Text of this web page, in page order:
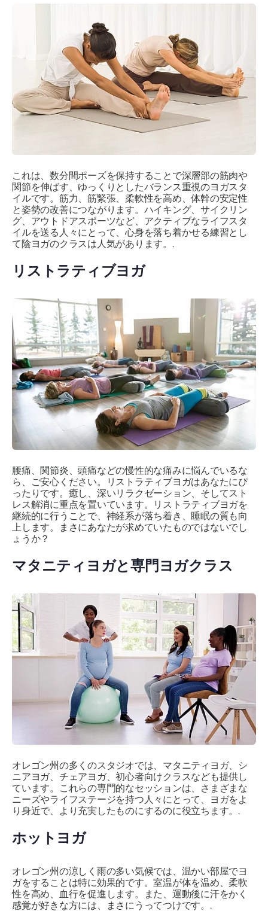
これは、数分間ポーズを保持することで深層部の筋肉や
関節を伸ばす、ゆっくりとしたバランス重視のヨガスタ
イルです。筋力、筋緊張、柔軟性を高め、体幹の安定性
と姿勢の改善につながります。ハイキング、サイクリン
グ、アウトドアスポーツなど、アクティブなライフスタ
イルを送る人々にとって、心身を落ち着かせる練習とし
て陰ヨガのクラスは人気があります。.
リストラティブヨガ
腰痛、関節炎、頭痛などの慢性的な痛みに悩んでいるな
ら、ご安心ください。リストラティブヨガはあなたにぴ
ったりです。癒し、深いリラクゼーション、そしてスト
レス解消に重点を置いています。リストラティブヨガを
継続的に行うことで、神経系が落ち着き、睡眠の質も向
上します。まさにあなたが求めていたものではないでし
ょうか？
マタニティヨガと専門ヨガクラス
オレゴン州の多くのスタジオでは、マタニティヨガ、シ
ニアヨガ、チェアヨガ、初心者向けクラスなども提供し
ています。これらの専門的なセッションは、さまざまな
ニーズやライフステージを持つ人々にとって、ヨガをよ
り身近で、より充実したものにするのに役立ちます。.
ホットヨガ
オレゴン州の涼しく雨の多い気候では、温かい部屋でヨ
ガをすることは特に効果的です。室温が体を温め、柔軟
性を高め、血行を促進します。また、運動後に汗をかく
感覚が好きな方には、まさにうってつけです。.